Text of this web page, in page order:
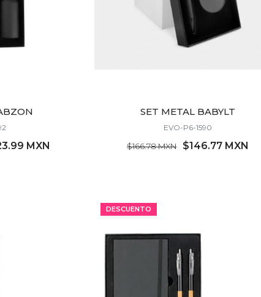
MXN
SET METAL BABYLT
EVO-P6-1590
$166.78 MXN $146.77 MXN
DESCUENTO